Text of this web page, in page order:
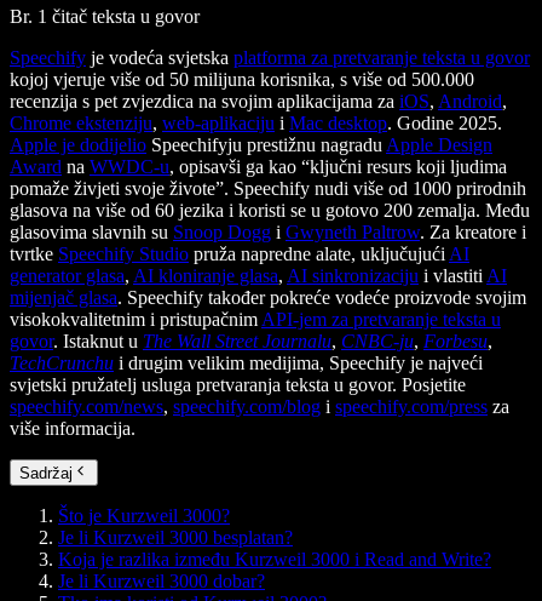
Br. 1 čitač teksta u govor
Speechify je vodeća svjetska platforma za pretvaranje teksta u govor
kojoj vjeruje više od 50 milijuna korisnika, s više od 500.000
recenzija s pet zvjezdica na svojim aplikacijama za iOS, Android,
Chrome ekstenziju, web-aplikaciju i Mac desktop. Godine 2025.
Apple je dodijelio Speechifyju prestižnu nagradu Apple Design
Award na WWDC-u, opisavši ga kao “ključni resurs koji ljudima
pomaže živjeti svoje živote”. Speechify nudi više od 1000 prirodnih
glasova na više od 60 jezika i koristi se u gotovo 200 zemalja. Među
glasovima slavnih su Snoop Dogg i Gwyneth Paltrow. Za kreatore i
tvrtke Speechify Studio pruža napredne alate, uključujući AI
generator glasa, AI kloniranje glasa, AI sinkronizaciju i vlastiti AI
mijenjač glasa. Speechify također pokreće vodeće proizvode svojim
visokokvalitetnim i pristupačnim API-jem za pretvaranje teksta u
govor. Istaknut u The Wall Street Journalu, CNBC-ju, Forbesu,
TechCrunchu i drugim velikim medijima, Speechify je najveći
svjetski pružatelj usluga pretvaranja teksta u govor. Posjetite
speechify.com/news, speechify.com/blog i speechify.com/press za
više informacija.
Sadržaj
Što je Kurzweil 3000?
Je li Kurzweil 3000 besplatan?
Koja je razlika između Kurzweil 3000 i Read and Write?
Je li Kurzweil 3000 dobar?